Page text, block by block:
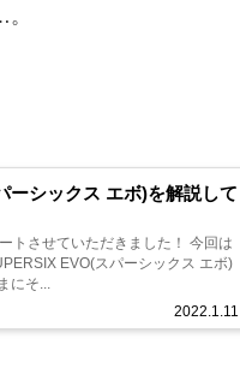
ーシックス エボ)を解説して
2022.1.11
トさせていただきました！ 今回は
EVO(スパーシックス エボ)
にそ...